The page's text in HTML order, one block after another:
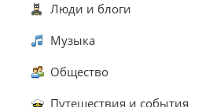
Люди и блоги
Музыка
Общество
Путешествия и события